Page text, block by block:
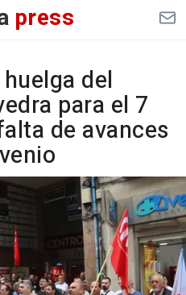
press
del
para el 7
de avances